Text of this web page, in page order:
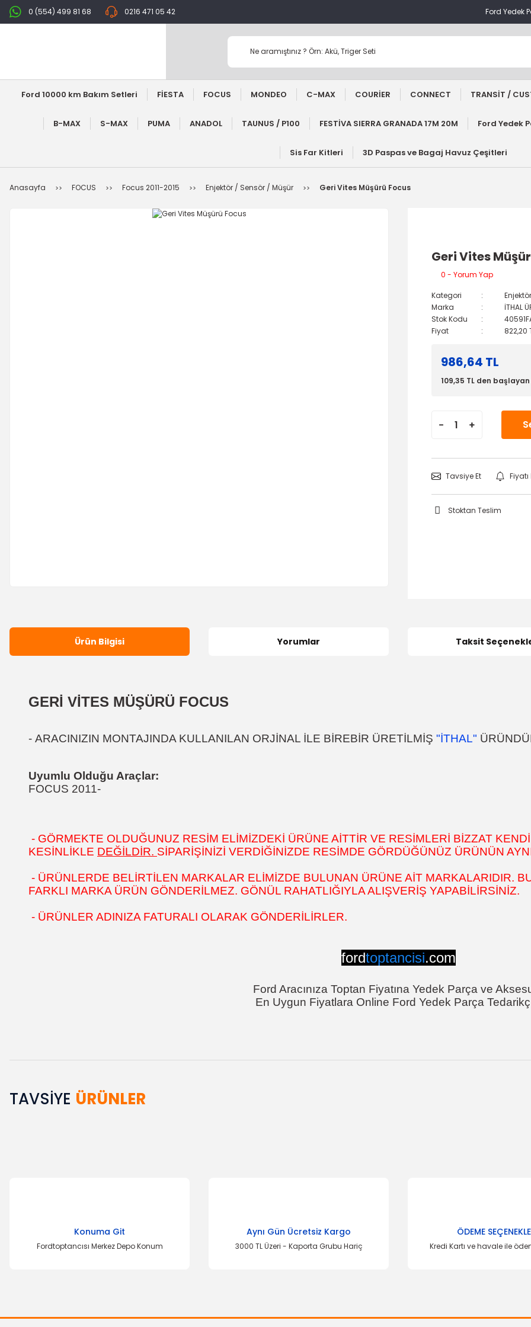
0 (554) 499 81 68 0216 471 05 42 Ford Yedek
Ford 10000 km Bakım Setleri FİESTA FOCUS MONDEO C-MAX COURİER CONNECT TRANSİT /
B-MAX S-MAX PUMA ANADOL TAUNUS / P100 FESTİVA SIERRA GRANADA 17M 20M Ford Yedek
Sis Far Kitleri 3D Paspas ve Bagaj Havuz Çeşitleri
Anasayfa FOCUS Focus 2011-2015 Enjektör / Sensör / Müşür Geri Vites Müşürü Focus
Geri Vites
0 - Yorum Yap
Kategori
Marka
İTHAL
Stok Kodu
Fiyat
822,20
986,64 TL
109,35 TL den
Tavsiye Et
Stoktan Teslim
Ürün Bilgisi Yorumlar Taksit
GERİ VİTES MÜŞÜRÜ FOCUS
- ARACINIZIN MONTAJINDA KULLANILAN ORJİNAL İLE BİREBİR ÜRETİLMİŞ "İTHAL"
Uyumlu Olduğu Araçlar:
FOCUS 2011-
- GÖRMEKTE OLDUĞUNUZ RESİM ELİMİZDEKİ ÜRÜNE AİTTİR VE RESİMLERİ BİZZAT
KESİNLİKLE DEĞİLDİR. SİPARİŞİNİZİ VERDİĞİNİZDE RESİMDE GÖRDÜĞÜNÜZ ÜRÜNÜN
- ÜRÜNLERDE BELİRTİLEN MARKALAR ELİMİZDE BULUNAN ÜRÜNE AİT MARKALARIDIR.
FARKLI MARKA ÜRÜN GÖNDERİLMEZ. GÖNÜL RAHATLIĞIYLA ALIŞVERİŞ YAPABİLİRSİNİZ.
- ÜRÜNLER ADINIZA FATURALI OLARAK GÖNDERİLİRLER.
fordtoptancisi.com
Ford Aracınıza Toptan Fiyatına Yedek Parça ve
En Uygun Fiyatlara Online Ford Yedek Parça
Bu ürünün fiyat bilgisi, resim, ürün açıklamalarında ve diğer konularda yetersiz gördüğünüz noktaları öneri formunu kullanarak
TAVSİYE ÜRÜNLER
Konuma Git
Fordtoptancısı Merkez Depo Konum
Aynı Gün Ücretsiz Kargo
3000 TL Üzeri - Kaporta Grubu Hariç
ÖDEME
Kredi Kartı ve havale ile